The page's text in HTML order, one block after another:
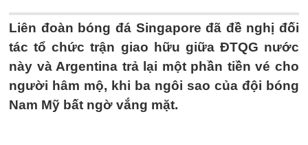
Liên đoàn bóng đá Singapore đã đề nghị đối
tác tổ chức trận giao hữu giữa ĐTQG nước
này và Argentina trả lại một phần tiền vé cho
người hâm mộ, khi ba ngôi sao của đội bóng
Nam Mỹ bất ngờ vắng mặt.